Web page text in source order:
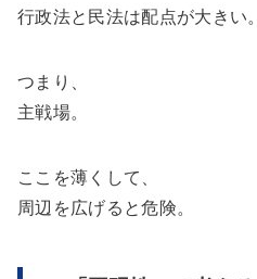
行政法と民法は配点が大きい。
つまり、
主戦場。
ここを薄くして、
周辺を広げると危険。